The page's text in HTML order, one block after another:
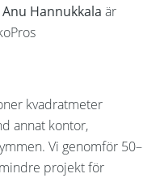
Anu Hannukkala är
kvadratmeter
annat kontor,
Vi genomför 50–
projekt för